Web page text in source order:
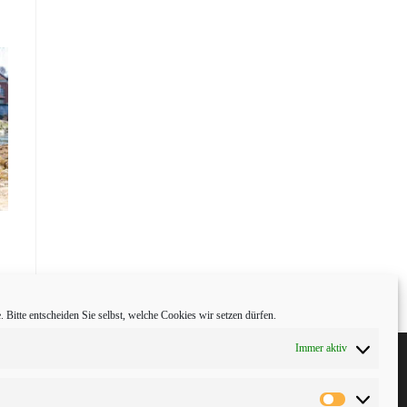
Bitte entscheiden Sie selbst, welche Cookies wir setzen dürfen.
Immer aktiv